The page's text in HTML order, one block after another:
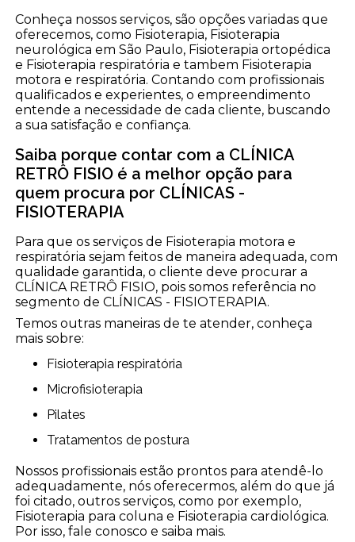
Conheça nossos serviços, são opções variadas que
oferecemos, como Fisioterapia, Fisioterapia
neurológica em São Paulo, Fisioterapia ortopédica
e Fisioterapia respiratória e tambem Fisioterapia
motora e respiratória. Contando com profissionais
qualificados e experientes, o empreendimento
entende a necessidade de cada cliente, buscando
a sua satisfação e confiança.
Saiba porque contar com a CLÍNICA
RETRÔ FISIO é a melhor opção para
quem procura por CLÍNICAS -
FISIOTERAPIA
Para que os serviços de Fisioterapia motora e
respiratória sejam feitos de maneira adequada, com
qualidade garantida, o cliente deve procurar a
CLÍNICA RETRÔ FISIO, pois somos referência no
segmento de CLÍNICAS - FISIOTERAPIA.
Temos outras maneiras de te atender, conheça
mais sobre:
Fisioterapia respiratória
Microfisioterapia
Pilates
Tratamentos de postura
Nossos profissionais estão prontos para atendê-lo
adequadamente, nós oferecermos, além do que já
foi citado, outros serviços, como por exemplo,
Fisioterapia para coluna e Fisioterapia cardiológica.
Por isso, fale conosco e saiba mais.